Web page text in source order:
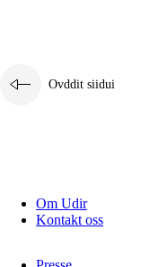
Ovddit siidui
Om Udir
Kontakt oss